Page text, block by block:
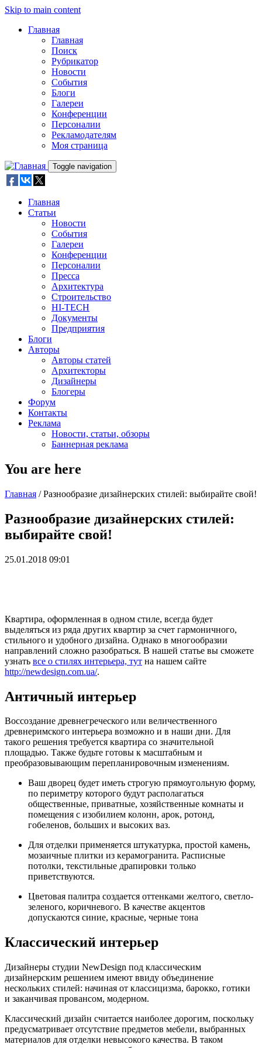
Skip to main content
Главная
Главная
Поиск
Рубрикатор
Новости
События
Блоги
Галереи
Конференции
Персоналии
Рекламодателям
Моя страница
Toggle navigation
Главная
Статьи
Новости
События
Галереи
Конференции
Персоналии
Пресса
Архитектура
Строительство
HI-TECH
Документы
Предприятия
Блоги
Авторы
Авторы статей
Архитекторы
Дизайнеры
Блогеры
Форум
Контакты
Реклама
Новости, статьи, обзоры
Баннерная реклама
You are here
Главная / Разнообразие дизайнерских стилей: выбирайте свой!
Разнообразие дизайнерских стилей:
выбирайте свой!
25.01.2018 09:01
Квартира, оформленная в одном стиле, всегда будет
выделяться из ряда других квартир за счет гармоничного,
стильного и удобного дизайна. Однако в многообразии
направлений сложно разобраться. В нашей статье вы сможете
узнать все о стилях интерьера, тут на нашем сайте
http://newdesign.com.ua/.
Античный интерьер
Воссоздание древнегреческого или величественного
древнеримского интерьера возможно и в наши дни. Для
такого решения требуется квартира со значительной
площадью. Также будьте готовы к масштабным и
преобразовывающим перепланировочным изменениям.
Ваш дворец будет иметь строгую прямоугольную форму,
по периметру которого будут располагаться
общественные, приватные, хозяйственные комнаты и
помещения с изобилием колонн, арок, ротонд,
гобеленов, больших и высоких ваз.
Для отделки применяется штукатурка, простой камень,
мозаичные плитки из керамогранита. Расписные
потолки, текстильные драпировки только
приветствуются.
Цветовая палитра создается оттенками желтого, светло-
зеленого, коричневого. В качестве акцентов
допускаются синие, красные, черные тона
Классический интерьер
Дизайнеры студии NewDesign под классическим
дизайнерским решением имеют ввиду объединение
нескольких стилей: начиная от классицизма, барокко, готики
и заканчивая провансом, модерном.
Классический дизайн считается наиболее дорогим, поскольку
предусматривает отсутствие предметов мебели, выбранных
материалов для отделки невысокого качества. В таком